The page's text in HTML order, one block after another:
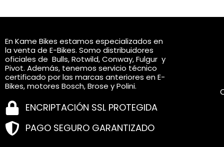
en
página
de
producto
En Kame Bikes estamos especializados en
la venta de E-Bikes. Somo distribuidores
oficiales de Bulls, Rotwild, Conway, Fulgur y
Pivot. Además, tenemos servicio técnico
certificado por las marcas anteriores en E-
Bikes, motores Bosch, Brose y Polini.
ENCRIPTACIÓN SSL PROTEGIDA
PAGO SEGURO GARANTIZADO